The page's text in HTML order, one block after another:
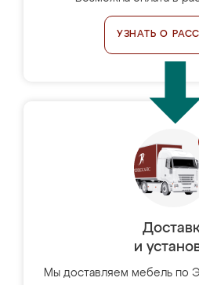
УЗНАТЬ О
и
Мы доставляем мебель по